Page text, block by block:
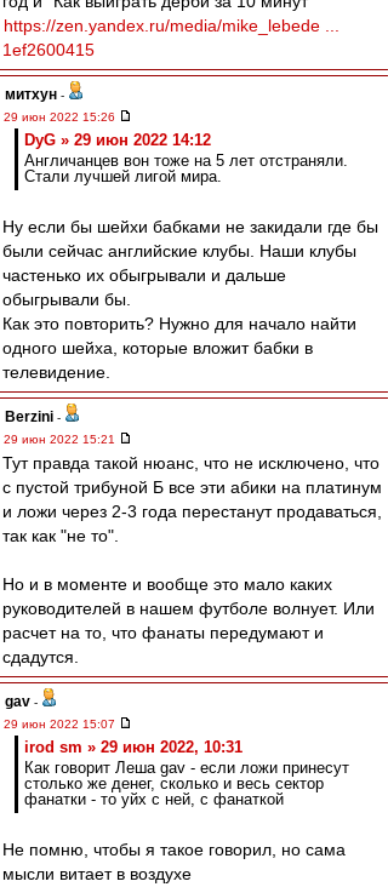
https://zen.yandex.ru/media/mike_lebede ...
1ef2600415
митхун -
29 июн 2022 15:26
DyG » 29 июн 2022 14:12
Англичанцев вон тоже на 5 лет отстраняли.
Стали лучшей лигой мира.
Ну если бы шейхи бабками не закидали где бы
были сейчас английские клубы. Наши клубы
частенько их обыгрывали и дальше
обыгрывали бы.
Как это повторить? Нужно для начало найти
одного шейха, которые вложит бабки в
телевидение.
Berzini -
29 июн 2022 15:21
Тут правда такой нюанс, что не исключено, что
с пустой трибуной Б все эти абики на платинум
и ложи через 2-3 года перестанут продаваться,
так как "не то".
Но и в моменте и вообще это мало каких
руководителей в нашем футболе волнует. Или
расчет на то, что фанаты передумают и
сдадутся.
gav -
29 июн 2022 15:07
irod sm » 29 июн 2022, 10:31
Как говорит Леша gav - если ложи принесут
столько же денег, сколько и весь сектор
фанатки - то уйх с ней, с фанаткой
Не помню, чтобы я такое говорил, но сама
мысли витает в воздухе